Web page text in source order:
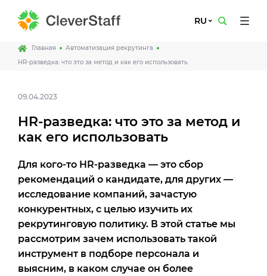
RU
Главная
Автоматизация рекрутинга
HR-разведка: что это за метод и как его использовать
09.04.2023
HR-разведка: что это за метод и
как его использовать
Для кого-то HR-разведка — это сбор
рекомендаций о кандидате, для других —
исследование компаний, зачастую
конкурентных, с целью изучить их
рекрутинговую политику. В этой статье мы
рассмотрим зачем использовать такой
инструмент в подборе персонала и
выясним, в каком случае он более